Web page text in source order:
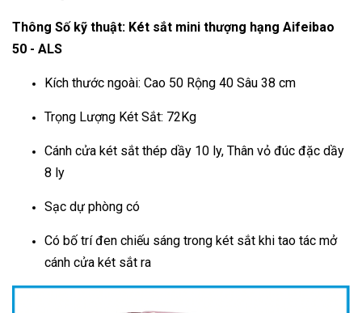
Thông Số kỹ thuật: Két sắt mini thượng hạng Aifeibao
50 - ALS
Kích thước ngoài: Cao 50 Rộng 40 Sâu 38 cm
Trọng Lượng Két Sắt: 72Kg
Cánh cửa két sắt thép dầy 10 ly, Thân vỏ đúc đặc dầy
8 ly
Sạc dự phòng có
Có bố trí đen chiếu sáng trong két sắt khi tao tác mở
cánh cửa két sắt ra